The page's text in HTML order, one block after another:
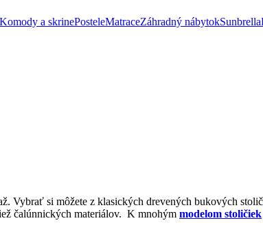
Komody a skrinePosteleMatraceZáhradný nábytokSunbrella
Vybrať si môžete z klasických drevených bukových
čalúnnických materiálov. K mnohým modelom stoličiek